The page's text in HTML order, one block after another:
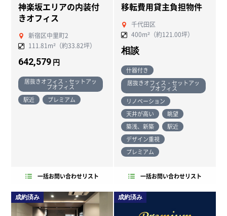
神楽坂エリアの内装付
きオフィス
新宿区中里町2
111.81m²（約33.82坪）
642,579 円
居抜きオフィス・セットアッ
プオフィス
駅近
プレミアム
一括お問い合わせリスト
移転費用貸主負担物件
千代田区
400m²（約121.00坪）
相談
什器付き
居抜きオフィス・セットアッ
プオフィス
リノベーション
天井が高い
眺望
築浅、新築
駅近
デザイン重視
プレミアム
一括お問い合わせリスト
成約済み 成約済み